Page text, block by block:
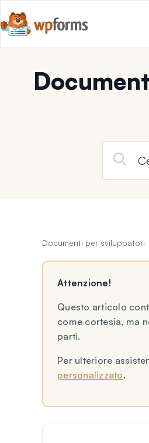
Documenti per sviluppatori
Attenzione!
Questo articolo
come cortesia, ma
parti.
Per ulteriore
personalizzato.